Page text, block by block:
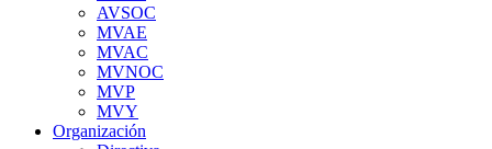
AVSOC
MVAE
MVAC
MVNOC
MVP
MVY
Organización